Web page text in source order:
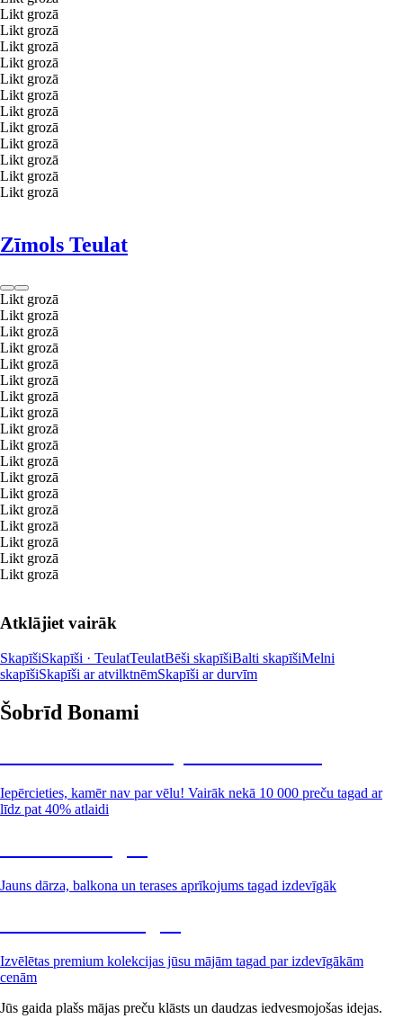
Likt grozā
Likt grozā
Likt grozā
Likt grozā
Likt grozā
Likt grozā
Likt grozā
Likt grozā
Likt grozā
Likt grozā
Likt grozā
Likt grozā
Zīmols Teulat
Likt grozā
Likt grozā
Likt grozā
Likt grozā
Likt grozā
Likt grozā
Likt grozā
Likt grozā
Likt grozā
Likt grozā
Likt grozā
Likt grozā
Likt grozā
Likt grozā
Likt grozā
Likt grozā
Likt grozā
Likt grozā
Atklājiet vairāk
SkapīšiSkapīši · TeulatTeulatBēši skapīšiBalti skapīšiMelni
skapīšiSkapīši ar atvilktnēmSkapīši ar durvīm
Šobrīd Bonami
Iepērcieties, kamēr nav par vēlu! Vairāk nekā 10 000 preču tagad ar
līdz pat 40% atlaidi
Jauns dārza, balkona un terases aprīkojums tagad izdevīgāk
Izvēlētas premium kolekcijas jūsu mājām tagad par izdevīgākām
cenām
Jūs gaida plašs mājas preču klāsts un daudzas iedvesmojošas idejas.